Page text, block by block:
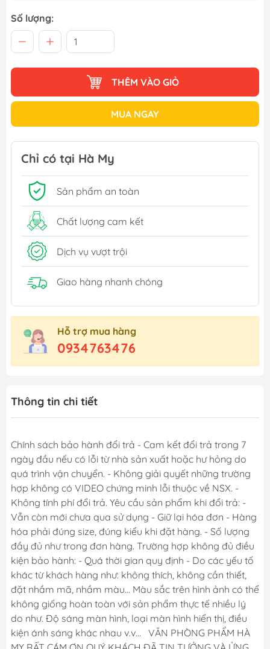
Số lượng:
THÊM VÀO GIỎ
MUA NGAY
Chỉ có tại Hà My
Sản phẩm an toàn
Chất lượng cam kết
Dịch vụ vượt trội
Giao hàng nhanh chóng
Hỗ trợ mua hàng
0934763476
Thông tin chi tiết
Chính sách bảo hành đổi trả - Cam kết đổi trả trong 7
ngày đầu nếu có lỗi từ nhà sản xuất hoặc hư hỏng do
quá trình vận chuyển. - Không giải quyết những trường
hợp không có VIDEO chứng minh lỗi thuộc về NSX. -
Không tính phí đổi trả. Yêu cầu sản phẩm khi đổi trả: -
Vẫn còn mới chưa qua sử dụng - Giữ lại hóa đơn - Hàng
hóa phải đúng size, đúng kiểu khi đặt hàng. - Số lượng
đầy đủ như trong đơn hàng. Trường hợp không đủ điều
kiện bảo hành: - Quá thời gian quy định - Do các yếu tố
khác từ khách hàng như: không thích, không cần thiết,
đặt nhầm mã, nhầm màu... Màu sắc trên hình ảnh có thể
không giống hoàn toàn với sản phẩm thực tế nhiều lý
do như. Độ sáng màn hình, loại màn hình hiển thị, điều
kiện ánh sáng khác nhau v.v... VĂN PHÒNG PHẨM HÀ